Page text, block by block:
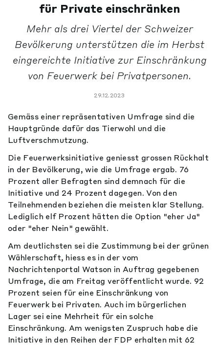
für Private einschränken
Mehr als drei Viertel der Schweizer
Bevölkerung unterstützen die im Herbst
eingereichte Initiative zur Einschränkung
von Feuerwerk bei Privatpersonen.
29.12.2023
Gemäss einer repräsentativen Umfrage sind die
Hauptgründe dafür das Tierwohl und die
Luftverschmutzung.
Die Feuerwerksinitiative geniesst grossen Rückhalt
in der Bevölkerung, wie die Umfrage ergab. 76
Prozent aller Befragten sind demnach für die
Initiative und 24 Prozent dagegen. Von den
Teilnehmenden beziehen die meisten klar Stellung.
Lediglich elf Prozent hätten die Option "eher Ja"
oder "eher Nein" gewählt.
Am deutlichsten sei die Zustimmung bei der grünen
Wählerschaft, hiess es in der vom
Nachrichtenportal Watson in Auftrag gegebenen
Umfrage, die am Freitag veröffentlicht wurde. 92
Prozent seien für eine Einschränkung von
Feuerwerk bei Privaten. Auch im bürgerlichen
Lager sei eine Mehrheit für ein solche
Einschränkung. Am wenigsten Zuspruch habe die
Initiative in den Reihen der FDP erhalten mit 62